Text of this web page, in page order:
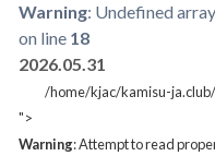
Warning: Undefined
on line 18
2026.05.31
/home/kjac/kamisu-
">
Warning: Attempt to read